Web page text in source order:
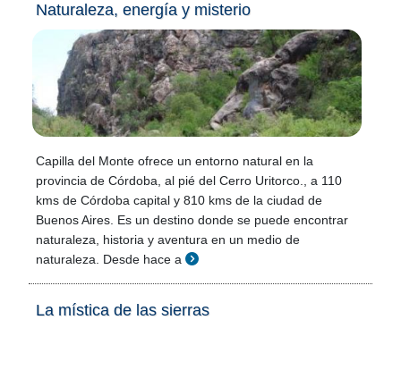
Naturaleza, energía y misterio
Capilla del Monte ofrece un entorno natural en la
provincia de Córdoba, al pié del Cerro Uritorco., a 110
kms de Córdoba capital y 810 kms de la ciudad de
Buenos Aires. Es un destino donde se puede encontrar
naturaleza, historia y aventura en un medio de
naturaleza. Desde hace a
La mística de las sierras